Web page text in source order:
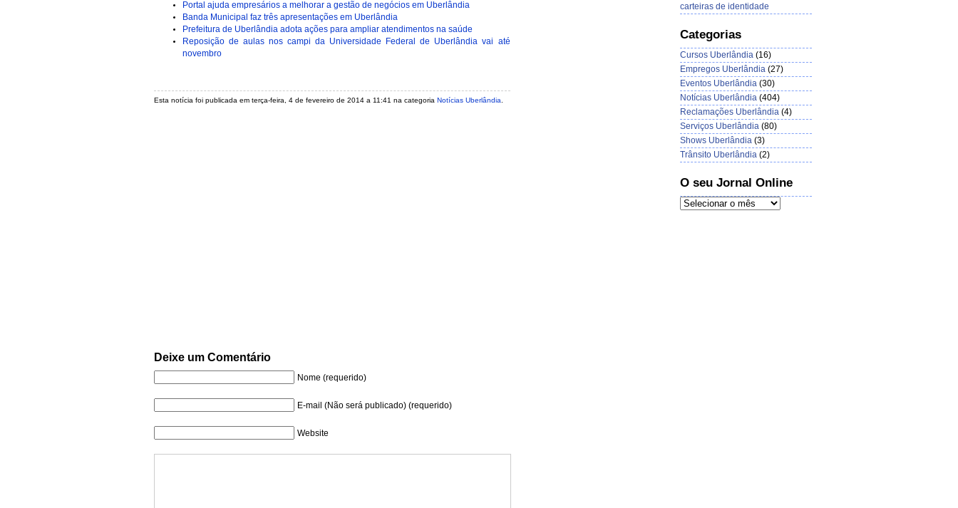
Portal ajuda empresários a melhorar a gestão de negócios em Uberlândia
Banda Municipal faz três apresentações em Uberlândia
Prefeitura de Uberlândia adota ações para ampliar atendimentos na saúde
Reposição de aulas nos campi da Universidade Federal de Uberlândia vai até
novembro
Esta notícia foi publicada em terça-feira, 4 de fevereiro de 2014 a 11:41 na categoria Notícias Uberlândia
Deixe um Comentário
Nome (requerido)
E-mail (Não será publicado) (requerido)
Website
carteiras de identidade
Categorias
Cursos Uberlândia(16)
Empregos Uberlândia(27)
Eventos Uberlândia(30)
Notícias Uberlândia(404)
Reclamações Uberlândia(4)
Serviços Uberlândia(80)
Shows Uberlândia(3)
Trânsito Uberlândia(2)
O seu Jornal Online